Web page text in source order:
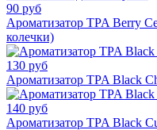
90 руб
Ароматизатор TPA Berry
колечки)
130 руб
Ароматизатор TPA Black
140 руб
Ароматизатор TPA Black